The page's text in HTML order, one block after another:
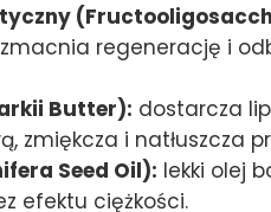
regenerację i
Butter): dostarcza
zmiękcza i natłuszcza
Seed Oil): lekki olej
efektu ciężkości.